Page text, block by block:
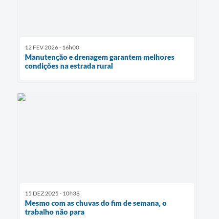
12 FEV 2026 - 16h00
Manutenção e drenagem garantem melhores
condições na estrada rural
15 DEZ 2025 - 10h38
Mesmo com as chuvas do fim de semana, o
trabalho não para